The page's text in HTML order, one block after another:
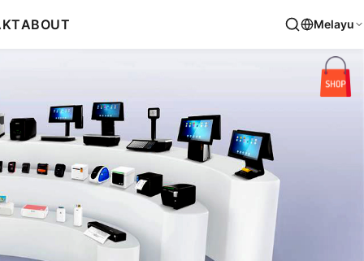
ABOUT Melayu